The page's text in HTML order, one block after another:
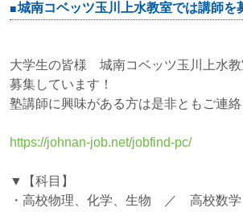
城南コベッツ玉川上水教室では講師を
大学生の皆様 城南コベッツ玉川上水教
募集しています！
塾講師に興味がある方は是非ともご連絡
https://johnan-job.net/jobfind-pc/
▼【科目】
・高校物理、化学、生物 ／ 高校